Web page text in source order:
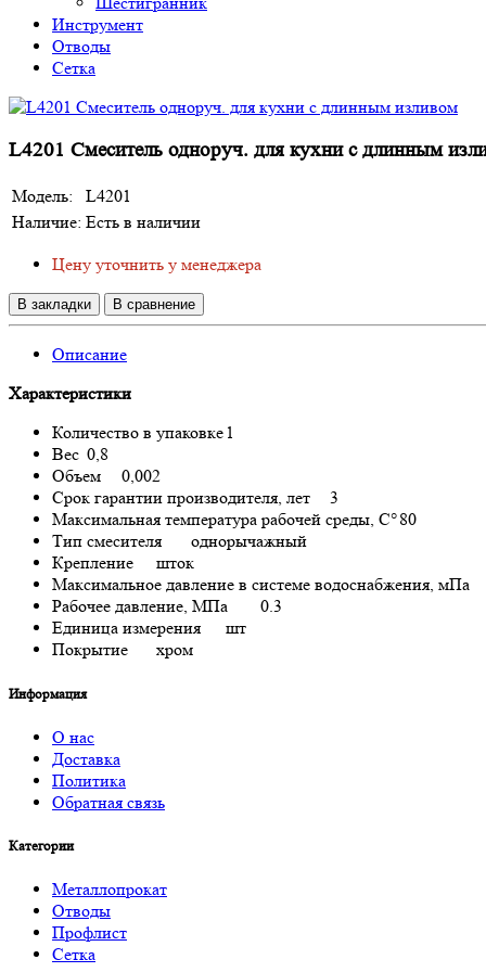
Инструмент
Отводы
Сетка
L4201 Смеситель одноруч. для кухни с длинным
Модель:
L4201
Наличие: Есть в наличии
Цену уточнить у менеджера
В закладки В сравнение
Описание
Характеристики
Количество в упаковке 1
Вес 0,8
Объем
0,002
Срок гарантии производителя, лет
3
Максимальная температура рабочей среды, С°80
Тип смесителя
однорычажный
Крепление
шток
Максимальное давление в системе водоснабжения, мПа
Рабочее давление, МПа
0.3
Единица измерения
шт
Покрытие
хром
Информация
О нас
Доставка
Политика
Обратная связь
Категории
Металлопрокат
Отводы
Профлист
Сетка